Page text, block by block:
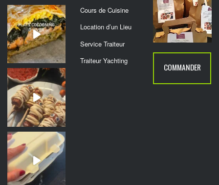
Cours de Cuisine
Location d’un Lieu
Service Traiteur
Traiteur Yachting
COMMANDER